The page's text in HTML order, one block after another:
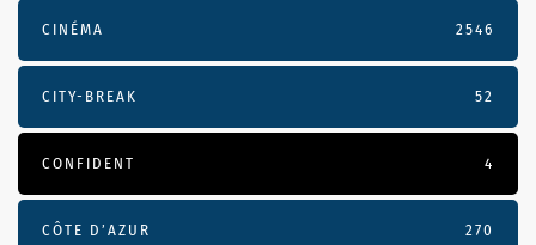
CINÉMA 2546
CITY-BREAK 52
CONFIDENT 4
CÔTE D’AZUR 270